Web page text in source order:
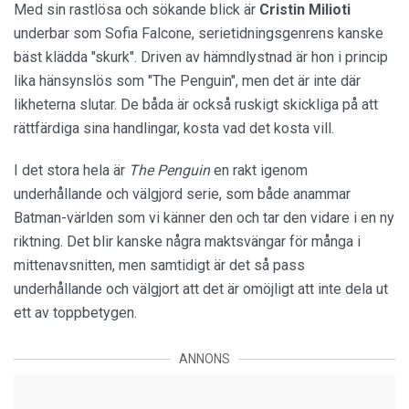
Med sin rastlösa och sökande blick är Cristin Milioti
underbar som Sofia Falcone, serietidningsgenrens kanske
bäst klädda "skurk". Driven av hämndlystnad är hon i princip
lika hänsynslös som "The Penguin", men det är inte där
likheterna slutar. De båda är också ruskigt skickliga på att
rättfärdiga sina handlingar, kosta vad det kosta vill.
I det stora hela är The Penguinen rakt igenom
underhållande och välgjord serie, som både anammar
Batman-världen som vi känner den och tar den vidare i en ny
riktning. Det blir kanske några maktsvängar för många i
mittenavsnitten, men samtidigt är det så pass
underhållande och välgjort att det är omöjligt att inte dela ut
ett av toppbetygen.
ANNONS